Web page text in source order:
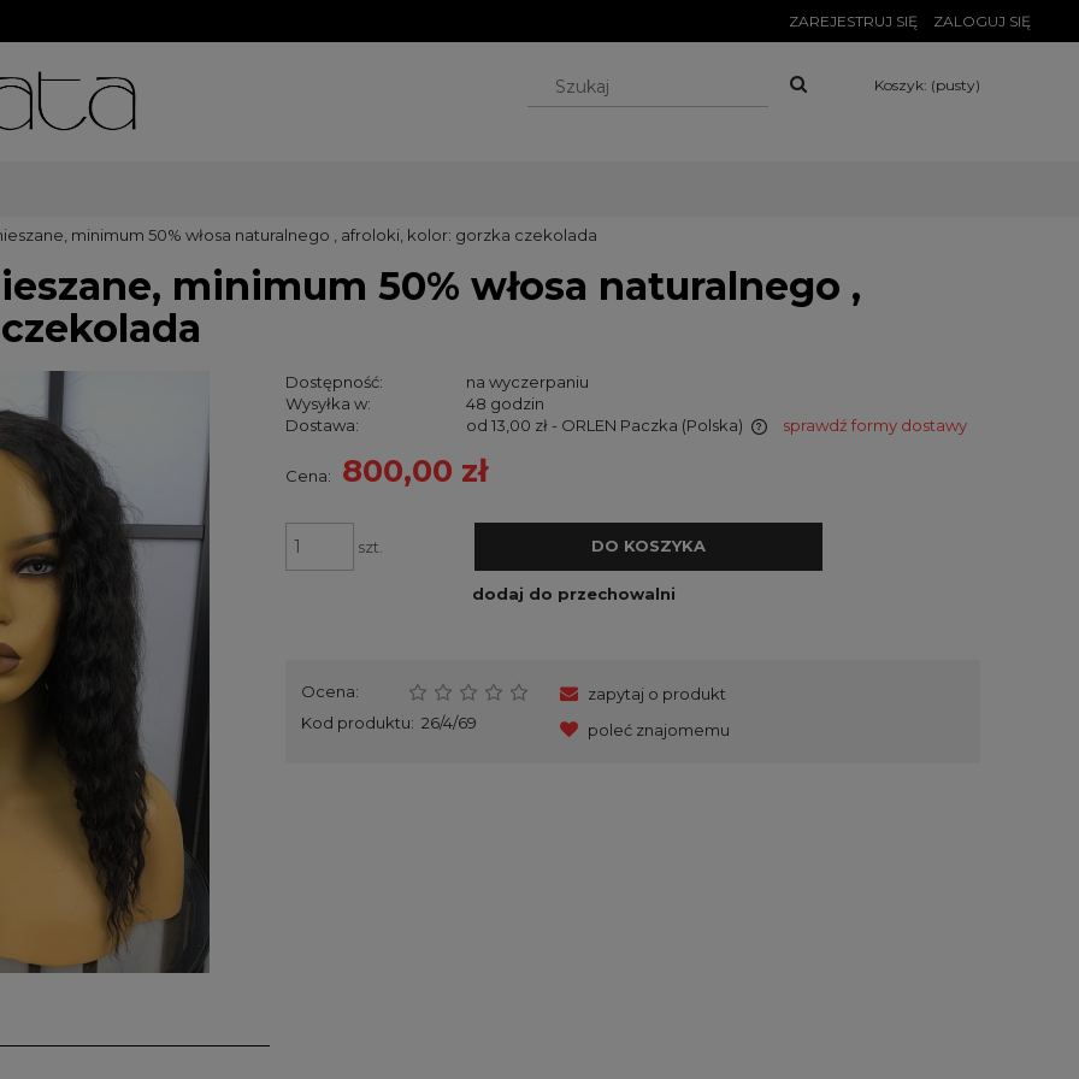
ZAREJESTRUJ SIĘ ZALOGUJ SIĘ
Koszyk: (pusty)
minimum 50% włosa naturalnego , afroloki, kolor: gorzka czekolada
minimum 50% włosa naturalnego ,
Dostępność:
na wyczerpaniu
Wysyłka w:
48 godzin
Dostawa:
od 13,00 zł - ORLEN Paczka (Polska)
Cena nie zawiera ewentualnych
sprawdź formy dostawy
Cena: 800,00 zł
szt. DO KOSZYKA
dodaj do przechowalni
Ocena:
Kod produktu: 26/4/69
zapytaj o produkt
poleć znajomemu